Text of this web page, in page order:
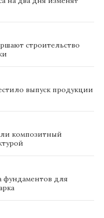
строительство
выпуск продукции
композитный
фундаментов для